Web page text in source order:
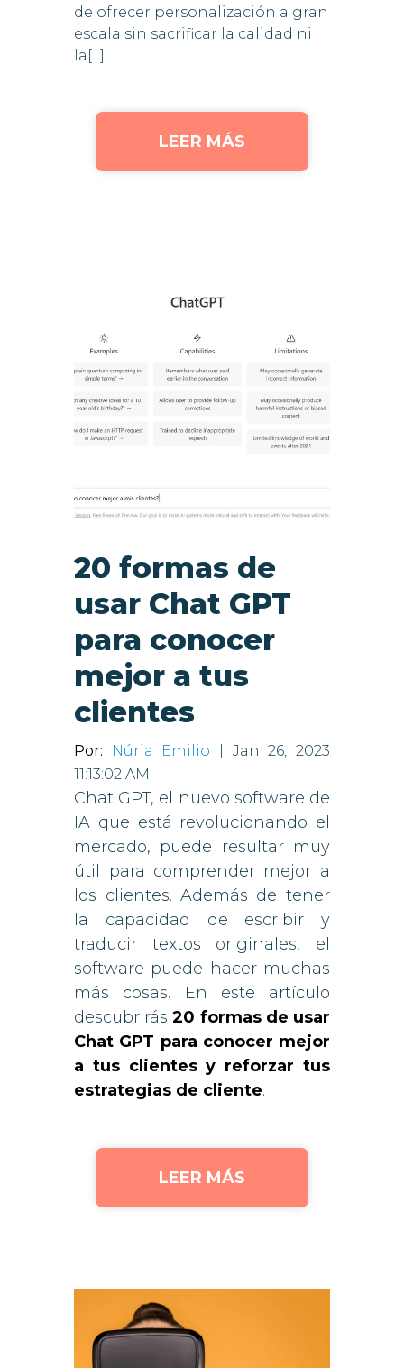
de ofrecer personalización a gran
escala sin sacrificar la calidad ni
la[...]
LEER MÁS
20 formas de
usar Chat GPT
para conocer
mejor a tus
clientes
Por: Núria Emilio | Jan 26, 2023
11:13:02 AM
Chat GPT, el nuevo software de
IA que está revolucionando el
mercado, puede resultar muy
útil para comprender mejor a
los clientes. Además de tener
la capacidad de escribir y
traducir textos originales, el
software puede hacer muchas
más cosas. En este artículo
descubrirás20 formas de usar
Chat GPT para conocer mejor
a tus clientes y reforzar tus
estrategias de cliente.
LEER MÁS